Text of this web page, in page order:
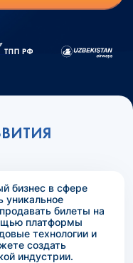
бизнес в сфере
уникальное
билеты на
платформы
технологии и
создать
индустрии.